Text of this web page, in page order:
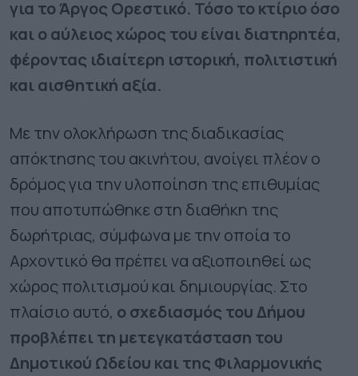
για το Άργος Ορεστικό. Τόσο το κτίριο όσο
και ο αύλειος χώρος του είναι διατηρητέα,
φέροντας ιδιαίτερη ιστορική, πολιτιστική
και αισθητική αξία.
Με την ολοκλήρωση της διαδικασίας
απόκτησης του ακινήτου, ανοίγει πλέον ο
δρόμος για την υλοποίηση της επιθυμίας
που αποτυπώθηκε στη διαθήκη της
δωρήτριας, σύμφωνα με την οποία το
Αρχοντικό θα πρέπει να αξιοποιηθεί ως
χώρος πολιτισμού και δημιουργίας. Στο
πλαίσιο αυτό, ο σχεδιασμός του Δήμου
προβλέπει τη μετεγκατάσταση του
Δημοτικού Ωδείου και της Φιλαρμονικής